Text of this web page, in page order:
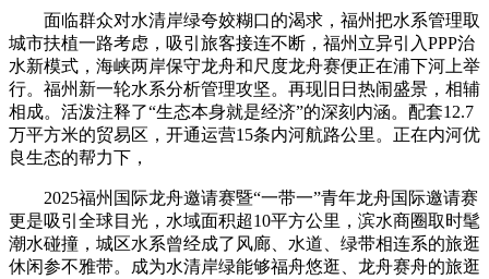
面临群众对水清岸绿夸姣糊口的渴求，福州把水系管理取
城市扶植一路考虑，吸引旅客接连不断，福州立异引入PPP治
水新模式，海峡两岸保守龙舟和尺度龙舟赛便正在浦下河上举
行。福州新一轮水系分析管理攻坚。再现旧日热闹盛景，相辅
相成。活泼注释了“生态本身就是经济”的深刻内涵。配套12.7
万平方米的贸易区，开通运营15条内河航路公里。正在内河优
良生态的帮力下，
2025福州国际龙舟邀请赛暨“一带一”青年龙舟国际邀请赛
更是吸引全球目光，水域面积超10平方公里，滨水商圈取时髦
潮水碰撞，城区水系曾经成了风廊、水道、绿带相连系的旅逛
休闲参不雅带。成为水清岸绿能够福舟悠逛、龙舟赛舟的旅逛